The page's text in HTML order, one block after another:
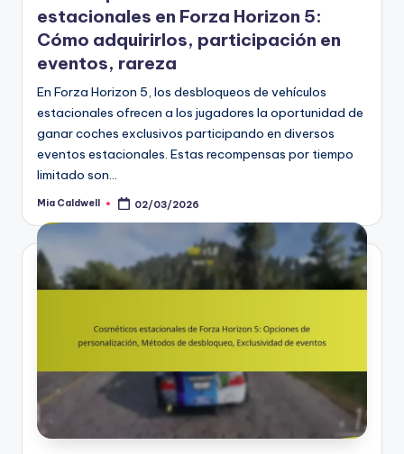
estacionales en Forza Horizon 5:
Cómo adquirirlos, participación en
eventos, rareza
En Forza Horizon 5, los desbloqueos de vehículos
estacionales ofrecen a los jugadores la oportunidad de
ganar coches exclusivos participando en diversos
eventos estacionales. Estas recompensas por tiempo
limitado son…
Posted
Mia Caldwell 02/03/2026